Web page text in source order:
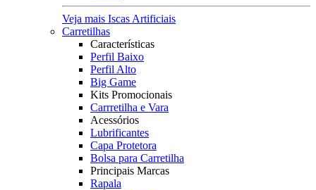
Veja mais Iscas Artificiais
Carretilhas
Características
Perfil Baixo
Perfil Alto
Big Game
Kits Promocionais
Carrretilha e Vara
Acessórios
Lubrificantes
Capa Protetora
Bolsa para Carretilha
Principais Marcas
Rapala